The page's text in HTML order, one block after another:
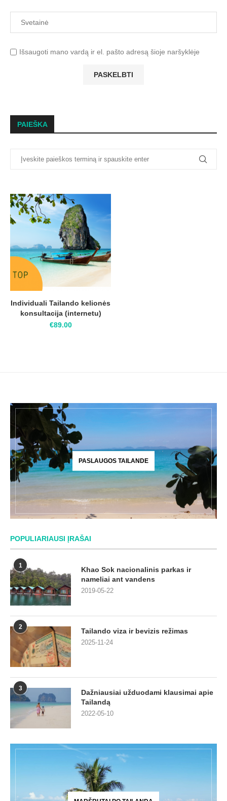
Išsaugoti mano vardą ir el. pašto adresą šioje naršyklėje
PAIEŠKA
Individuali Tailando kelionės
konsultacija (internetu)
€89.00
PASLAUGOS TAILANDE
POPULIARIAUSI ĮRAŠAI
1
Khao Sok nacionalinis parkas ir
nameliai ant vandens
2019-05-22
2 Tailando viza ir bevizis režimas
2025-11-24
3
Dažniausiai užduodami klausimai apie
Tailandą
2022-05-10